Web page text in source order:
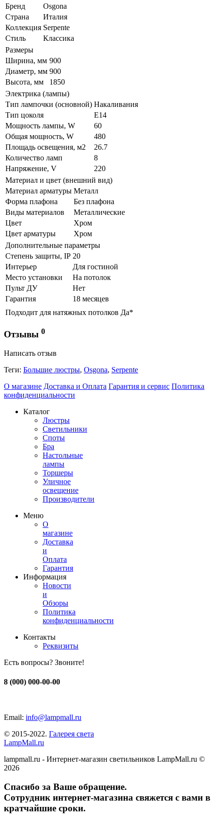
Бренд
Osgona
Страна
Италия
Коллекция Serpente
Стиль
Классика
Размеры
Ширина, мм 900
Диаметр, мм 900
Высота, мм
1850
Электрика (лампы)
Тип лампочки (основной) Накаливания
Тип цоколя
E14
Мощность лампы, W
60
Общая мощность, W
480
Площадь освещения, м2
26.7
Количество ламп
8
Напряжение, V
220
Материал и цвет (внешний вид)
Материал арматуры Металл
Форма плафона
Без плафона
Виды материалов
Металлические
Цвет
Хром
Цвет арматуры
Хром
Дополнительные параметры
Степень защиты, IP 20
Интерьер
Для гостиной
Место установки
На потолок
Пульт ДУ
Нет
Гарантия
18 месяцев
Подходит для натяжных потолков Да*
Отзывы 0
Написать отзыв
Теги: Большие люстры, Osgona, Serpente
О магазине Доставка и Оплата Гарантия и сервис Политика
конфиденциальности
Каталог
Люстры
Светильники
Споты
Бра
Настольные
лампы
Торшеры
Уличное
освещение
Производители
Меню
О
магазине
Доставка
и
Оплата
Гарантия
Информация
Новости
и
Обзоры
Политика
конфиденциальности
Контакты
Реквизиты
Есть вопросы? Звоните!
8 (000) 000-00-00
Email: info@lampmall.ru
© 2015-2022. Галерея света
LampMall.ru
lampmall.ru - Интернет-магазин светильников LampMall.ru ©
2026
Спасибо за Ваше обращение.
Сотрудник интернет-магазина свяжется с вами в
кратчайшие сроки.